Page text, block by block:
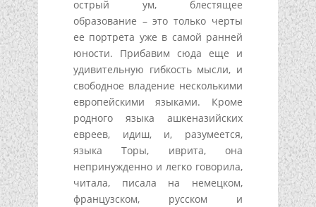
острый ум, блестящее
образование – это только черты
ее портрета уже в самой ранней
юности. Прибавим сюда еще и
удивительную гибкость мысли, и
свободное владение несколькими
европейскими языками. Кроме
родного языка ашкеназийских
евреев, идиш, и, разумеется,
языка Торы, иврита, она
непринужденно и легко говорила,
читала, писала на немецком,
французском, русском и